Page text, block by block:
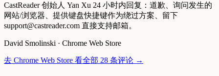
CastReader 创始人 Yan Xu 24 小时内回复：道歉、询问发生的
网站/浏览器、提供键盘快捷键作为绕过方案、留下
support@castreader.com 直接支持邮箱。
David Smolinski · Chrome Web Store
去 Chrome Web Store 看全部 28 条评论 →